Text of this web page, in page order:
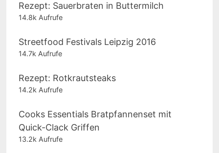
Rezept: Sauerbraten in Buttermilch
14.8k Aufrufe
Streetfood Festivals Leipzig 2016
14.7k Aufrufe
Rezept: Rotkrautsteaks
14.2k Aufrufe
Cooks Essentials Bratpfannenset mit
Quick-Clack Griffen
13.2k Aufrufe